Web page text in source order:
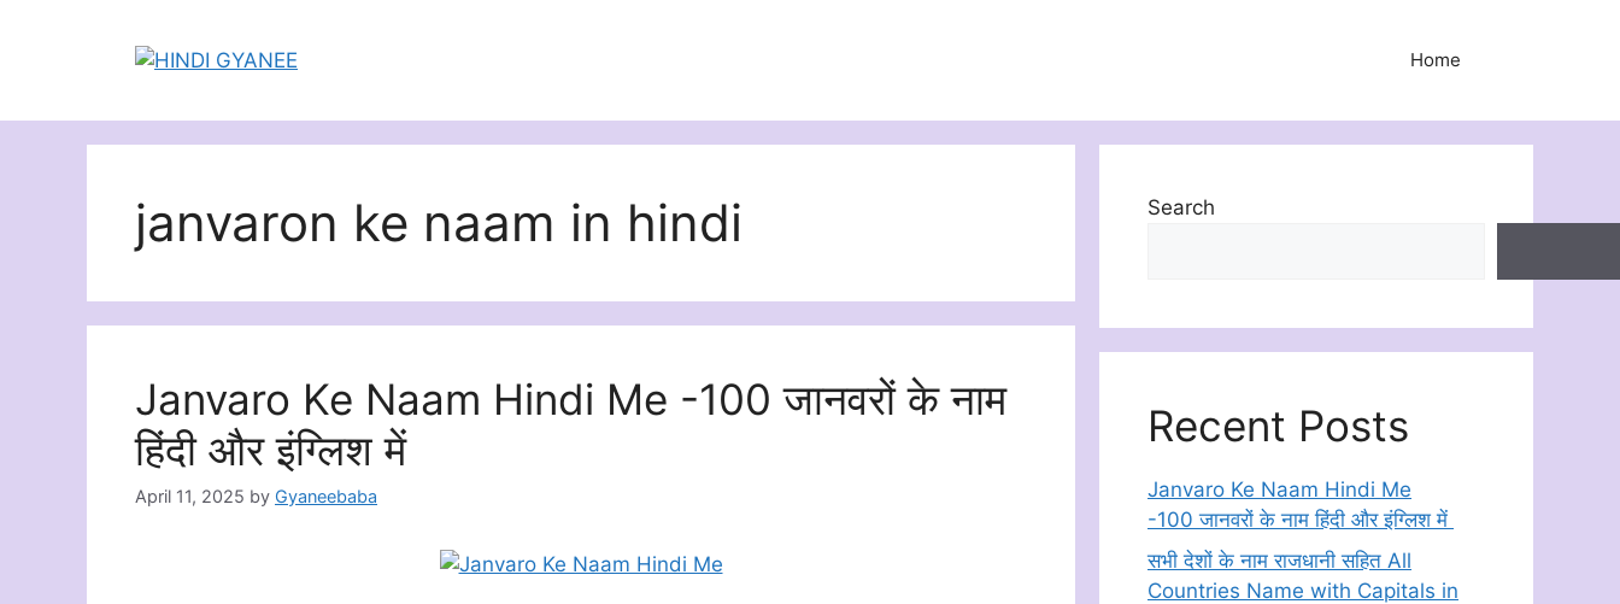
Home
janvaron ke naam in hindi
Janvaro Ke Naam Hindi Me -100 जानवरों के नाम
हिंदी और इंग्लिश में
April 11, 2025 by Gyaneebaba
Search
Recent Posts
Janvaro Ke Naam Hindi Me
-100 जानवरों के नाम हिंदी और इंग्लिश में
सभी देशों के नाम राजधानी सहित All
Countries Name with Capitals in